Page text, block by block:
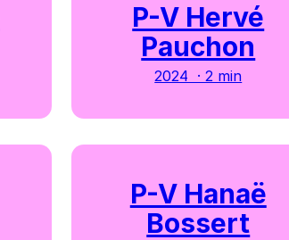
P-V Hervé
Pauchon
2024 · 2 min
P-V Hanaë
Bossert